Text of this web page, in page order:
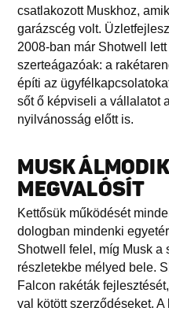
csatlakozott Muskhoz,
garázscég volt.
2008-ban már Shotwell
szerteágazóak: a
építi az
sőt ő képviseli a vállalatot
nyilvánosság előtt is.
MUSK
MEGVALÓSÍT
Kettősük működését
dologban mindenki
Shotwell felel, míg Musk a
részletekbe mélyed bele.
Falcon rakéták
val kötött szerződéseket.